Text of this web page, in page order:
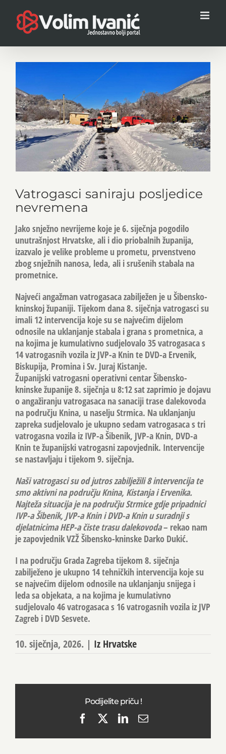
content
Image
Vatrogasci saniraju posljedice
nevremena
Jako snježno nevrijeme koje je 6. siječnja pogodilo
unutrašnjost Hrvatske, ali i dio priobalnih županija,
izazvalo je velike probleme u prometu, prvenstveno
zbog snježnih nanosa, leda, ali i srušenih stabala na
prometnice.
Najveći angažman vatrogasaca zabilježen je u Šibensko-
kninskoj županiji. Tijekom dana 8. siječnja vatrogasci su
imali 12 intervencija koje su se najvećim dijelom
odnosile na uklanjanje stabala i grana s prometnica, a
na kojima je kumulativno sudjelovalo 35 vatrogasaca s
14 vatrogasnih vozila iz JVP-a Knin te DVD-a Ervenik,
Biskupija, Promina i Sv. Juraj Kistanje.
Županijski vatrogasni operativni centar Šibensko-
kninske županije 8. siječnja u 8:12 sat zaprimio je dojavu
o angažiranju vatrogasaca na sanaciji trase dalekovoda
na području Knina, u naselju Strmica. Na uklanjanju
zapreka sudjelovalo je ukupno sedam vatrogasaca s tri
vatrogasna vozila iz IVP-a Šibenik, JVP-a Knin, DVD-a
Knin te županijski vatrogasni zapovjednik. Intervencije
se nastavljaju i tijekom 9. siječnja.
Naši vatrogasci su od jutros zabilježili 8 intervencija te
smo aktivni na području Knina, Kistanja i Ervenika.
Najteža situacija je na području Strmice gdje pripadnici
IVP-a Šibenik, JVP-a Knin i DVD-a Knin u suradnji s
djelatnicima HEP-a čiste trasu dalekovoda– rekao nam
je zapovjednik VZŽ Šibensko-kninske Darko Dukić.
I na području Grada Zagreba tijekom 8. siječnja
zabilježeno je ukupno 14 tehničkih intervencija koje su
se najvećim dijelom odnosile na uklanjanju snijega i
leda sa objekata, a na kojima je kumulativno
sudjelovalo 46 vatrogasaca s 16 vatrogasnih vozila iz JVP
Zagreb i DVD Sesvete.
10. siječnja, 2026. | Iz Hrvatske
Podijelite priču !
FacebookLinkedIn
Email